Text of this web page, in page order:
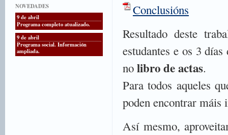
NOVEDADES
9 de abril
Programa completo atualizado.
9 de abril
Programa social. Información
ampliada.
Conclusións
Resultado deste
estudantes e os 3
no libro de actas.
Para todos aqueles
poden encontrar
Así mesmo,